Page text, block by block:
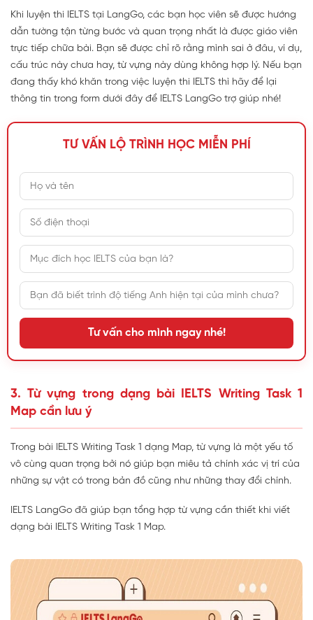
Khi luyện thi IELTS tại LangGo, các bạn học viên sẽ được hướng
dẫn tường tận từng bước và quan trọng nhất là được giáo viên
trực tiếp chữa bài. Bạn sẽ được chỉ rõ rằng mình sai ở đâu, ví dụ,
cấu trúc này chưa hay, từ vựng này dùng không hợp lý. Nếu bạn
đang thấy khó khăn trong việc luyện thi IELTS thì hãy để lại
thông tin trong form dưới đây để IELTS LangGo trợ giúp nhé!
TƯ VẤN LỘ TRÌNH HỌC MIỄN PHÍ
Tư vấn cho mình ngay nhé!
3. Từ vựng trong dạng bài IELTS Writing Task 1
Map cần lưu ý
Trong bài IELTS Writing Task 1 dạng Map, từ vựng là một yếu tố
vô cùng quan trọng bởi nó giúp bạn miêu tả chính xác vị trí của
những sự vật có trong bản đồ cũng như những thay đổi chính.
IELTS LangGo đã giúp bạn tổng hợp từ vựng cần thiết khi viết
dạng bài IELTS Writing Task 1 Map.